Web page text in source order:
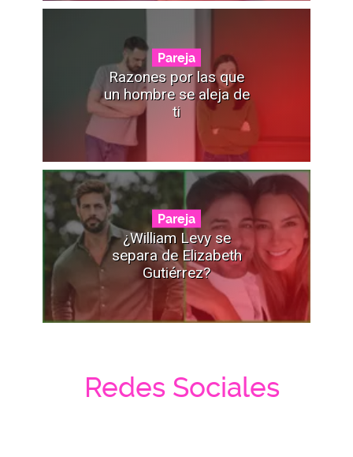
Pareja
Razones por las que
un hombre se aleja de
ti
Pareja
¿William Levy se
separa de Elizabeth
Gutiérrez?
Redes Sociales